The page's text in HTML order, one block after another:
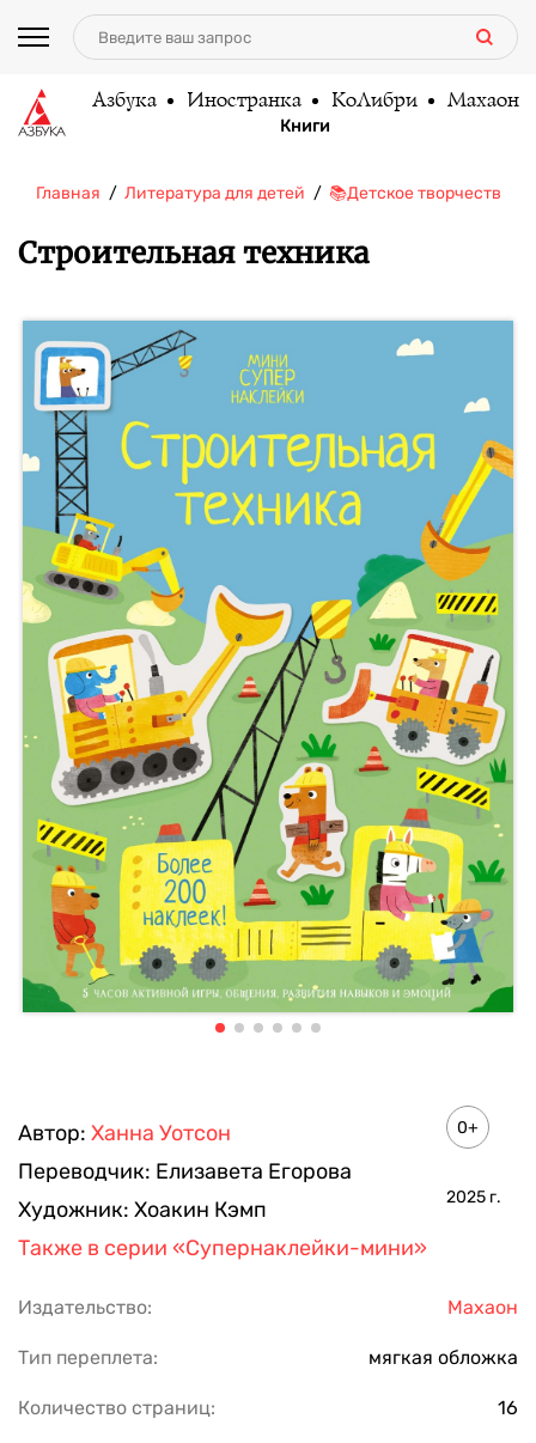
Азбука Иностранка КоЛибри Махаон
Книги
Главная Литература для детей 📚Детское творчество и
Строительная техника
Автор: Ханна Уотсон
Переводчик: Елизавета Егорова
Художник: Хоакин Кэмп
0+
2025 г.
Также в серии «Супернаклейки-мини»
Издательство: Махаон
Тип переплета: мягкая обложка
Количество страниц: 16